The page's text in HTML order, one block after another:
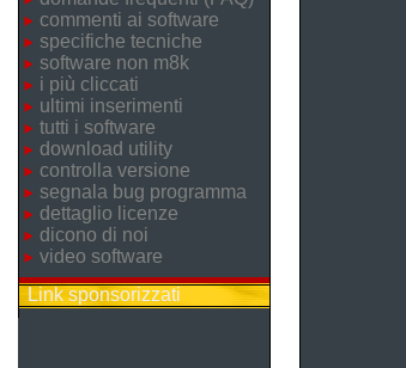
commenti ai software
specifiche tecniche
software non m8k
i più cliccati
ultimi inserimenti
tutti i software
download utility
controlla versione
segnala bug programma
dettaglio licenze
dicono di noi
video software
Link sponsorizzati